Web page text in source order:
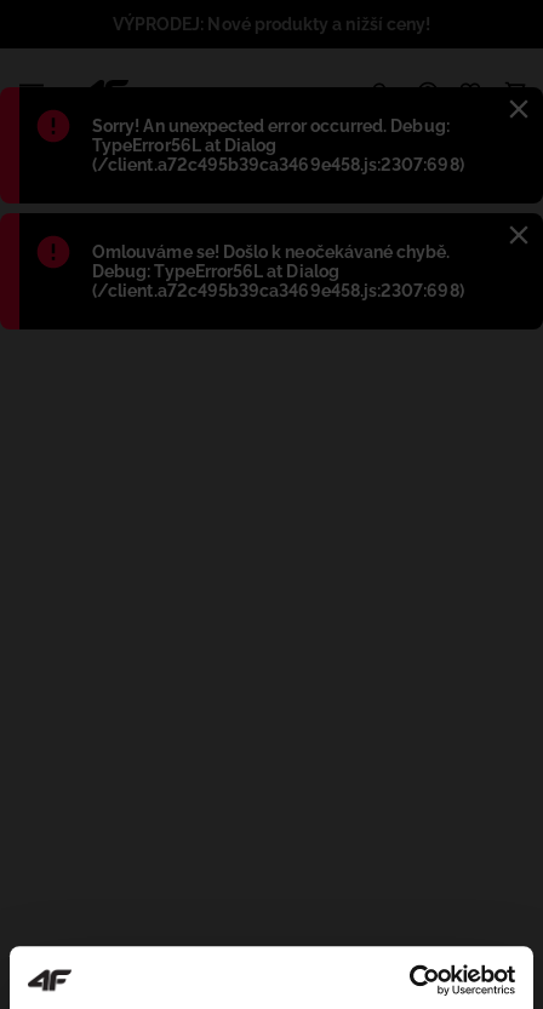
Błąd:
Sorry! An unexpected error occurred. Debug:
TypeError56L at Dialog
(/client.a72c495b39ca3469e458.js:2307:698)
Błąd:
Omlouváme se! Došlo k neočekávané chybě.
Debug: TypeError56L at Dialog
(/client.a72c495b39ca3469e458.js:2307:698)
VÝPRODEJ: Nové produkty a nižší ceny!